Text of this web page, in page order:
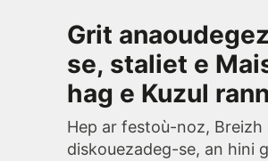
Grit
se, staliet e
hag e Kuzul
Hep ar festoù-noz,
diskouezadeg-se, an hini